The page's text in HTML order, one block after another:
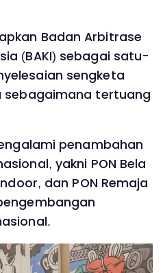
Badan Arbitrase
(BAKI) sebagai satu-
sengketa
sebagaimana tertuang
penambahan
yakni PON Bela
dan PON Remaja